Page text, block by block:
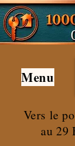
Vers le
au 29
Menu